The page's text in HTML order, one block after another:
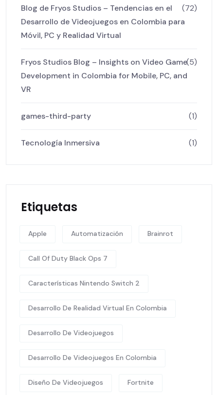
Blog de Fryos Studios – Tendencias en el
Desarrollo de Videojuegos en Colombia para
Móvil, PC y Realidad Virtual
(72)
Fryos Studios Blog – Insights on Video Game
Development in Colombia for Mobile, PC, and
VR
(5)
games-third-party (1)
Tecnología Inmersiva (1)
Etiquetas
Apple Automatización Brainrot
Call Of Duty Black Ops 7
Características Nintendo Switch 2
Desarrollo De Realidad Virtual En Colombia
Desarrollo De Videojuegos
Desarrollo De Videojuegos En Colombia
Diseño De Videojuegos Fortnite